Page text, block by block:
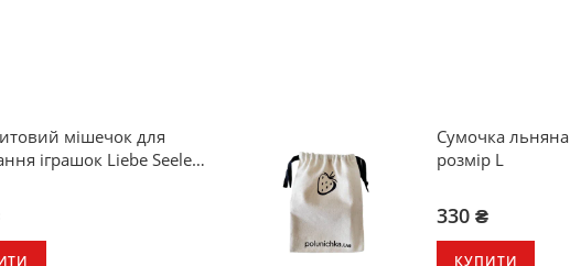
мішечок для
іграшок Liebe Seele
Сумочка льняна Полуничка
розмір L
330 ₴
КУПИТИ